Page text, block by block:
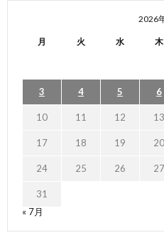
2026
月 火 水 木
3 4 5 6
10 11 12 13
17 18 19 20
24 25 26 27
31
« 7月